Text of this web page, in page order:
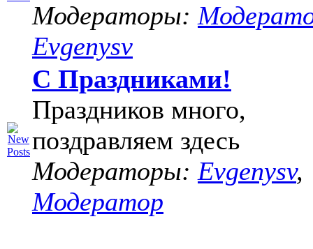
Модераторы:
Evgenysv
С Праздниками!
Праздников много,
поздравляем здесь
Модераторы: Evgenysv,
Модератор